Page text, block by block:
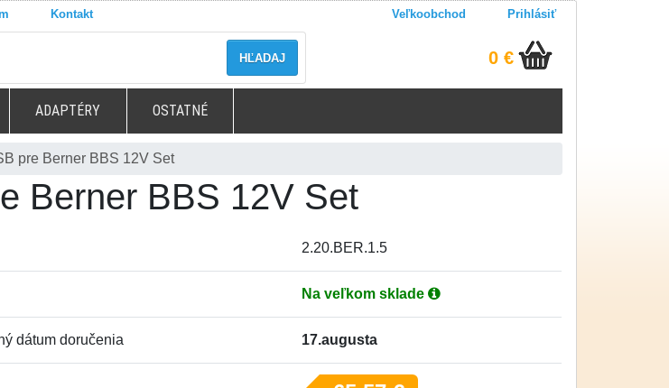
Kontakt Veľkoobchod Prihlásiť
HĽADAJ 0 €
ADAPTÉRY OSTATNÉ
pre Berner BBS 12V Set
Berner BBS 12V Set
2.20.BER.1.5
Na veľkom sklade
dátum doručenia 17.augusta